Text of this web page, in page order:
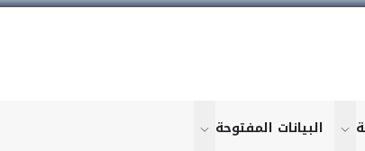
show
show submenu for "More"
البيانات المفتوحة show submenu for "More"